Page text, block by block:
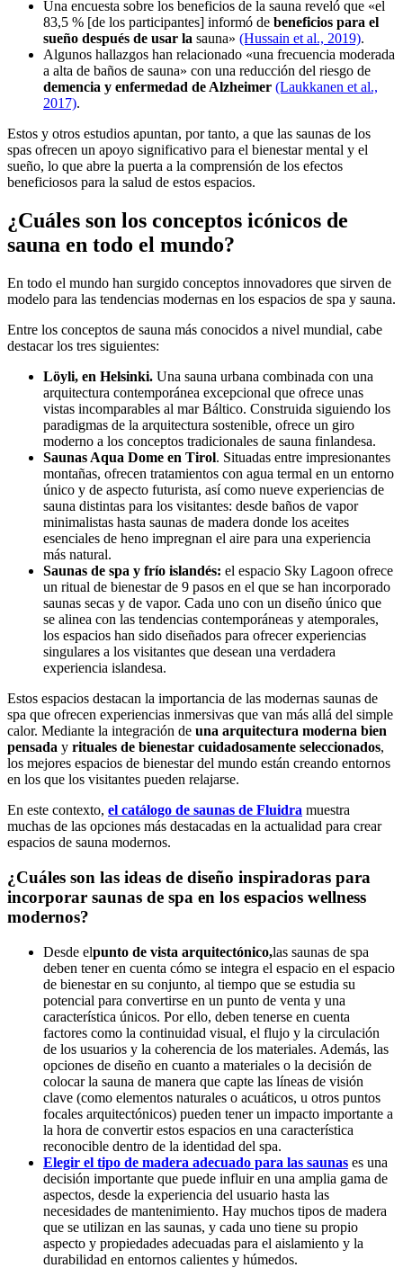
Una encuesta sobre los beneficios de la sauna reveló que «el
83,5 % [de los participantes] informó de beneficios para el
sueño después de usar la sauna» (Hussain et al., 2019).
Algunos hallazgos han relacionado «una frecuencia moderada
a alta de baños de sauna» con una reducción del riesgo de
demencia y enfermedad de Alzheimer (Laukkanen et al.,
2017).
Estos y otros estudios apuntan, por tanto, a que las saunas de los
spas ofrecen un apoyo significativo para el bienestar mental y el
sueño, lo que abre la puerta a la comprensión de los efectos
beneficiosos para la salud de estos espacios.
¿Cuáles son los conceptos icónicos de
sauna en todo el mundo?
En todo el mundo han surgido conceptos innovadores que sirven de
modelo para las tendencias modernas en los espacios de spa y sauna.
Entre los conceptos de sauna más conocidos a nivel mundial, cabe
destacar los tres siguientes:
Löyli, en Helsinki. Una sauna urbana combinada con una
arquitectura contemporánea excepcional que ofrece unas
vistas incomparables al mar Báltico. Construida siguiendo los
paradigmas de la arquitectura sostenible, ofrece un giro
moderno a los conceptos tradicionales de sauna finlandesa.
Saunas Aqua Dome en Tirol. Situadas entre impresionantes
montañas, ofrecen tratamientos con agua termal en un entorno
único y de aspecto futurista, así como nueve experiencias de
sauna distintas para los visitantes: desde baños de vapor
minimalistas hasta saunas de madera donde los aceites
esenciales de heno impregnan el aire para una experiencia
más natural.
Saunas de spa y frío islandés: el espacio Sky Lagoon ofrece
un ritual de bienestar de 9 pasos en el que se han incorporado
saunas secas y de vapor. Cada uno con un diseño único que
se alinea con las tendencias contemporáneas y atemporales,
los espacios han sido diseñados para ofrecer experiencias
singulares a los visitantes que desean una verdadera
experiencia islandesa.
Estos espacios destacan la importancia de las modernas saunas de
spa que ofrecen experiencias inmersivas que van más allá del simple
calor. Mediante la integración de una arquitectura moderna bien
pensada y rituales de bienestar cuidadosamente seleccionados,
los mejores espacios de bienestar del mundo están creando entornos
en los que los visitantes pueden relajarse.
En este contexto, el catálogo de saunas de Fluidra muestra
muchas de las opciones más destacadas en la actualidad para crear
espacios de sauna modernos.
¿Cuáles son las ideas de diseño inspiradoras para
incorporar saunas de spa en los espacios wellness
modernos?
Desde elpunto de vista arquitectónico,las saunas de spa
deben tener en cuenta cómo se integra el espacio en el espacio
de bienestar en su conjunto, al tiempo que se estudia su
potencial para convertirse en un punto de venta y una
característica únicos. Por ello, deben tenerse en cuenta
factores como la continuidad visual, el flujo y la circulación
de los usuarios y la coherencia de los materiales. Además, las
opciones de diseño en cuanto a materiales o la decisión de
colocar la sauna de manera que capte las líneas de visión
clave (como elementos naturales o acuáticos, u otros puntos
focales arquitectónicos) pueden tener un impacto importante a
la hora de convertir estos espacios en una característica
reconocible dentro de la identidad del spa.
Elegir el tipo de madera adecuado para las saunas es una
decisión importante que puede influir en una amplia gama de
aspectos, desde la experiencia del usuario hasta las
necesidades de mantenimiento. Hay muchos tipos de madera
que se utilizan en las saunas, y cada uno tiene su propio
aspecto y propiedades adecuadas para el aislamiento y la
durabilidad en entornos calientes y húmedos.